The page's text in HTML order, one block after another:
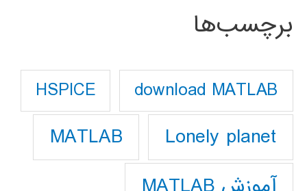
برچسب‌ها
download MATLAB
HSPICE
Lonely planet
MATLAB